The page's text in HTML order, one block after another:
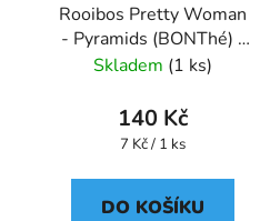
Rooibos Pretty Woman
- Pyramids (BONThé) -
Oxalis
Skladem (1 ks)
140 Kč
Měrná
7 Kč / 1 ks
DO KOŠÍKU